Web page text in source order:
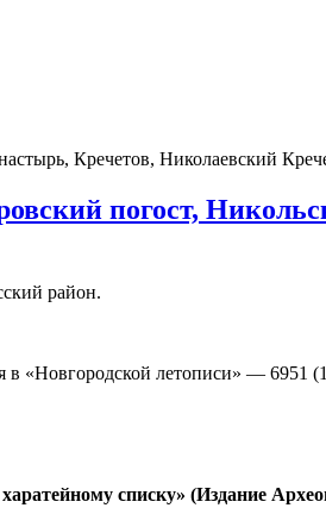
Кречетов, Николаевский
погост,
район.
в «Новгородской летописи» — 6951
списку» (Издание